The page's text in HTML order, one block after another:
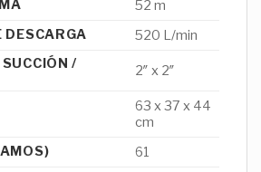
52 m
DESCARGA
520 L/min
/
2″ x 2″
63 x 37 x 44
cm
61